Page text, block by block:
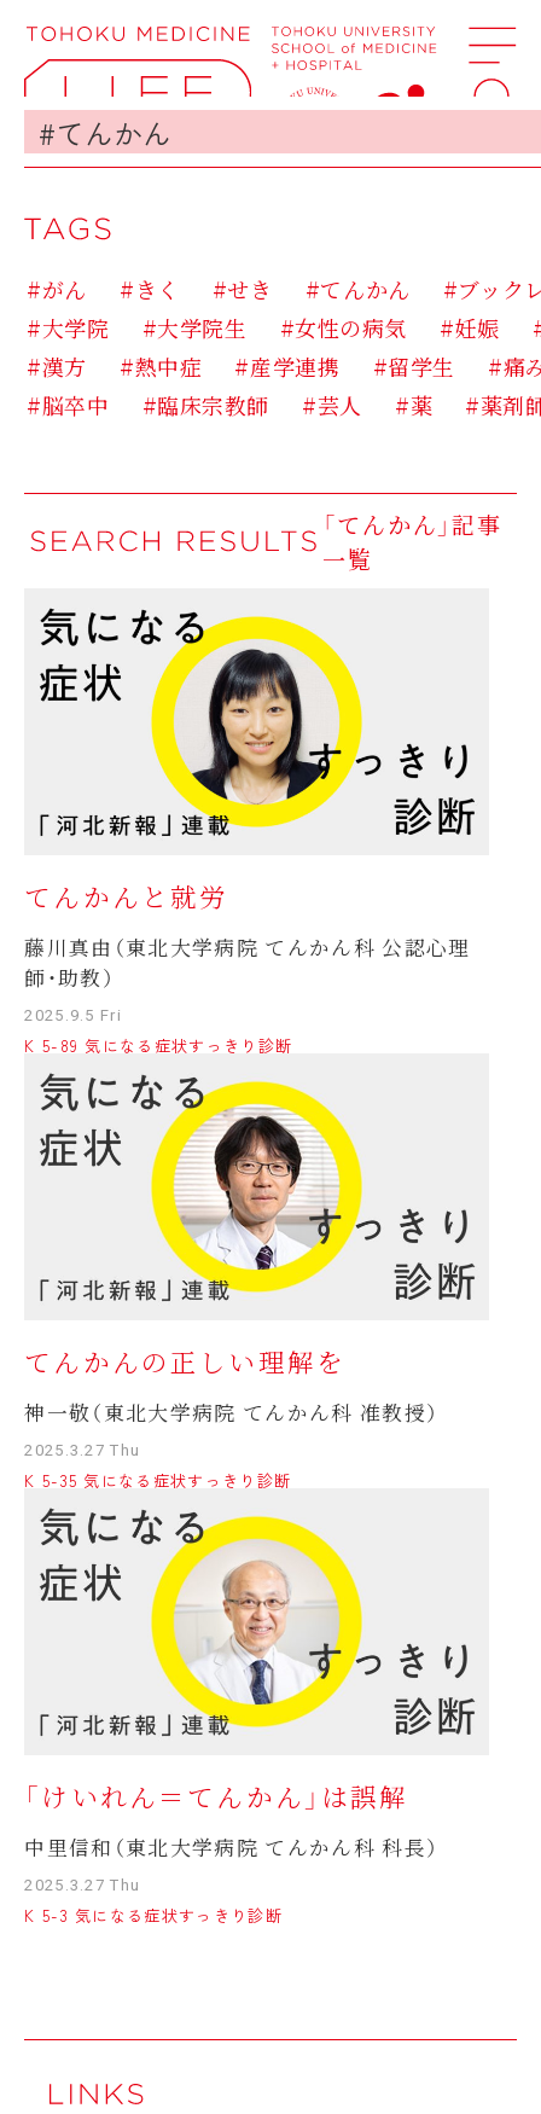
#がん #きく #せき #てんかん
#ブック
#大学院
#大学院生 #女性の病気 #妊娠
#漢方
#熱中症 #産学連携 #留学生
#痛
#脳卒中
#臨床宗教師 #芸人 #薬 #薬剤
「てんかん」記事
一覧
てんかんと就労
藤川真由（東北大学病院 てんかん科 公認心理
師・助教）
2025.9.5 Fri
K 5-89 気になる症状すっきり診断
てんかんの正しい理解を
神一敬（東北大学病院 てんかん科 准教授）
2025.3.27 Thu
K 5-35 気になる症状すっきり診断
「けいれん＝てんかん」は誤解
中里信和（東北大学病院 てんかん科 科長）
2025.3.27 Thu
K 5-3 気になる症状すっきり診断